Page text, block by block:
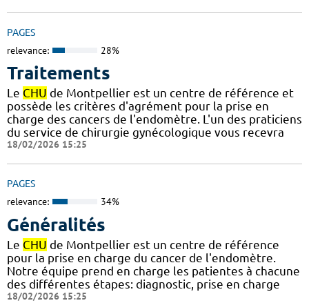
PAGES
relevance: 28%
Traitements
Le CHU de Montpellier est un centre de référence et
possède les critères d'agrément pour la prise en
charge des cancers de l'endomètre. L'un des praticiens
du service de chirurgie gynécologique vous recevra
18/02/2026 15:25
PAGES
relevance: 34%
Généralités
Le CHU de Montpellier est un centre de référence
pour la prise en charge du cancer de l'endomètre.
Notre équipe prend en charge les patientes à chacune
des différentes étapes: diagnostic, prise en charge
18/02/2026 15:25